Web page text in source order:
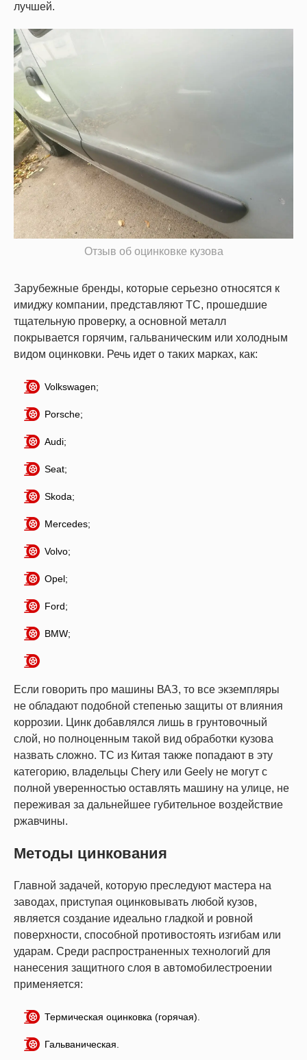
лучшей.
Отзыв об оцинковке кузова
Зарубежные бренды, которые серьезно относятся к
имиджу компании, представляют ТС, прошедшие
тщательную проверку, а основной металл
покрывается горячим, гальваническим или холодным
видом оцинковки. Речь идет о таких марках, как:
Volkswagen;
Porsche;
Audi;
Seat;
Skoda;
Mercedes;
Volvo;
Opel;
Ford;
BMW;
Если говорить про машины ВАЗ, то все экземпляры
не обладают подобной степенью защиты от влияния
коррозии. Цинк добавлялся лишь в грунтовочный
слой, но полноценным такой вид обработки кузова
назвать сложно. ТС из Китая также попадают в эту
категорию, владельцы Chery или Geely не могут с
полной уверенностью оставлять машину на улице, не
переживая за дальнейшее губительное воздействие
ржавчины.
Методы цинкования
Главной задачей, которую преследуют мастера на
заводах, приступая оцинковывать любой кузов,
является создание идеально гладкой и ровной
поверхности, способной противостоять изгибам или
ударам. Среди распространенных технологий для
нанесения защитного слоя в автомобилестроении
применяется:
Термическая оцинковка (горячая).
Гальваническая.